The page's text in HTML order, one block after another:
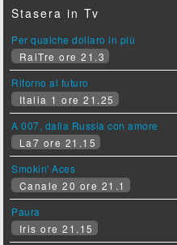
Stasera in Tv
Per qualche dollaro in più
RaiTre ore 21.3
Ritorno al futuro
Italia 1 ore 21.25
A 007, dalla Russia con amore
La7 ore 21.15
Smokin' Aces
Canale 20 ore 21.1
Paura
Iris ore 21.15